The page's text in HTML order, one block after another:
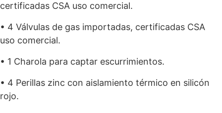
certificadas CSA uso comercial.
• 4 Válvulas de gas importadas, certificadas CSA
uso comercial.
• 1 Charola para captar escurrimientos.
• 4 Perillas zinc con aislamiento térmico en silicón
rojo.